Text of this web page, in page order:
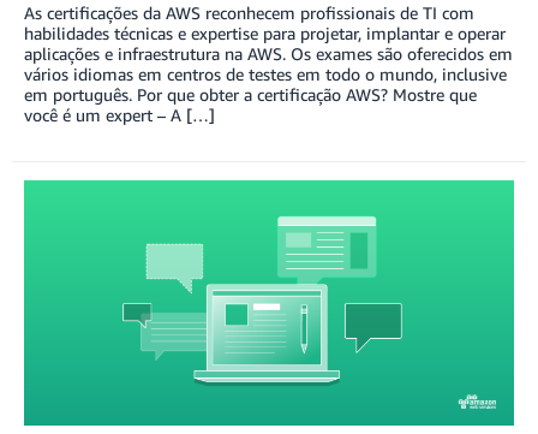
As certificações da AWS reconhecem profissionais de TI com
habilidades técnicas e expertise para projetar, implantar e operar
aplicações e infraestrutura na AWS. Os exames são oferecidos em
vários idiomas em centros de testes em todo o mundo, inclusive
em português. Por que obter a certificação AWS? Mostre que
você é um expert – A […]